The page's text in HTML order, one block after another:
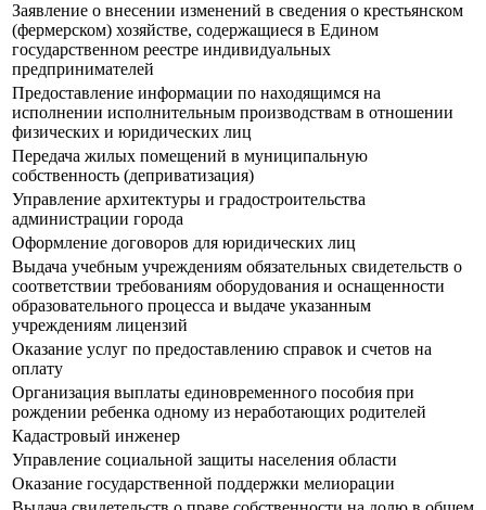
Заявление о внесении изменений в сведения о крестьянском
(фермерском) хозяйстве, содержащиеся в Едином
государственном реестре индивидуальных
предпринимателей
Предоставление информации по находящимся на
исполнении исполнительным производствам в отношении
физических и юридических лиц
Передача жилых помещений в муниципальную
собственность (деприватизация)
Управление архитектуры и градостроительства
администрации города
Оформление договоров для юридических лиц
Выдача учебным учреждениям обязательных свидетельств о
соответствии требованиям оборудования и оснащенности
образовательного процесса и выдаче указанным
учреждениям лицензий
Оказание услуг по предоставлению справок и счетов на
оплату
Организация выплаты единовременного пособия при
рождении ребенка одному из неработающих родителей
Кадастровый инженер
Управление социальной защиты населения области
Оказание государственной поддержки мелиорации